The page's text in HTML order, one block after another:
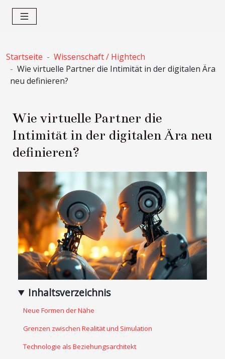
Startseite
Wissenschaft / Hightech
Wie virtuelle Partner die Intimität in der digitalen Ära
neu definieren?
Wie virtuelle Partner die
Intimität in der digitalen Ära neu
definieren?
Inhaltsverzeichnis
Neue Formen der Nähe
Grenzen zwischen Realität und Simulation
Technologie als Beziehungsarchitekt